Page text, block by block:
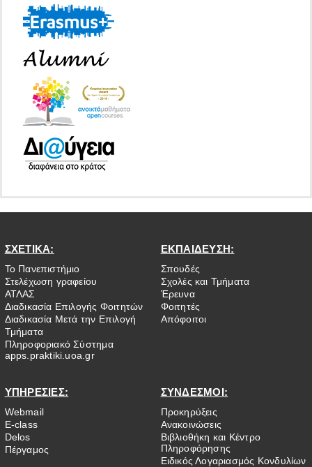
ΣΧΕΤΙΚΑ:
Το Πανεπιστήμιο
Στελέχωση γραφείου
ΑΤΛΑΣ
Διαδικασία Επιλογής Φοιτητών
Διαδικασία Μετά την Επιλογή
Τμήματα
Πληροφοριακό Σύστημα
apps.praktiki.uoa.gr
ΕΚΠΑΙΔΕΥΣΗ:
Σπουδές
Σχολές και Τμήματα
Έρευνα
Φοιτητές
Απόφοιτοι
ΥΠΗΡΕΣΙΕΣ:
Webmail
E-class
Delos
Πέργαμος
ΣΥΝΔΕΣΜΟΙ:
Προκηρύξεις
Ανακοινώσεις
Βιβλιοθήκη και Κέντρο
Πληροφόρησης
Ειδικός Λογαριασμός Κονδυλίων